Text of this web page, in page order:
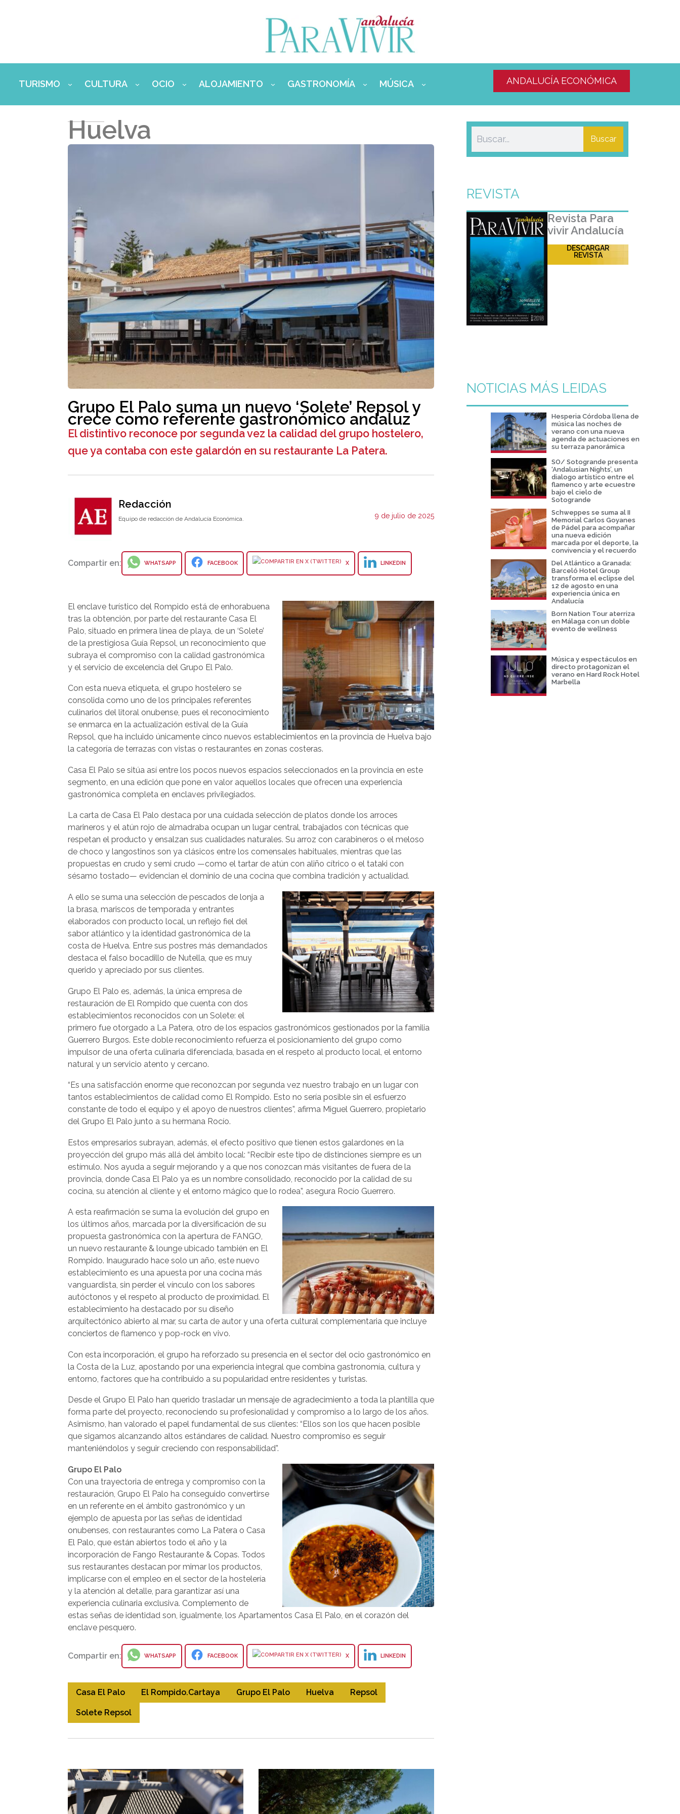
TURISMO CULTURA OCIO ALOJAMIENTO GASTRONOMÍA MÚSICA ANDALUCÍA ECONÓMICA
Huelva
Grupo El Palo suma un nuevo ‘Solete’ Repsol y
crece como referente gastronómico andaluz
El distintivo reconoce por segunda vez la calidad del grupo hostelero,
que ya contaba con este galardón en su restaurante La Patera.
Redacción
Equipo de redacción de Andalucía Económica. 9 de julio de 2025
Compartir en: WHATSAPP FACEBOOK X LINKEDIN
El enclave turístico del Rompido está de enhorabuena
tras la obtención, por parte del restaurante Casa El
Palo, situado en primera línea de playa, de un ‘Solete’
de la prestigiosa Guía Repsol, un reconocimiento que
subraya el compromiso con la calidad gastronómica
y el servicio de excelencia del Grupo El Palo.
Con esta nueva etiqueta, el grupo hostelero se
consolida como uno de los principales referentes
culinarios del litoral onubense, pues el reconocimiento
se enmarca en la actualización estival de la Guía
Repsol, que ha incluido únicamente cinco nuevos establecimientos en la provincia de Huelva bajo
la categoría de terrazas con vistas o restaurantes en zonas costeras.
Casa El Palo se sitúa así entre los pocos nuevos espacios seleccionados en la provincia en este
segmento, en una edición que pone en valor aquellos locales que ofrecen una experiencia
gastronómica completa en enclaves privilegiados.
La carta de Casa El Palo destaca por una cuidada selección de platos donde los arroces
marineros y el atún rojo de almadraba ocupan un lugar central, trabajados con técnicas que
respetan el producto y ensalzan sus cualidades naturales. Su arroz con carabineros o el meloso
de choco y langostinos son ya clásicos entre los comensales habituales, mientras que las
propuestas en crudo y semi crudo —como el tartar de atún con aliño cítrico o el tataki con
sésamo tostado— evidencian el dominio de una cocina que combina tradición y actualidad.
A ello se suma una selección de pescados de lonja a
la brasa, mariscos de temporada y entrantes
elaborados con producto local, un reflejo fiel del
sabor atlántico y la identidad gastronómica de la
costa de Huelva. Entre sus postres más demandados
destaca el falso bocadillo de Nutella, que es muy
querido y apreciado por sus clientes.
Grupo El Palo es, además, la única empresa de
restauración de El Rompido que cuenta con dos
establecimientos reconocidos con un Solete: el
primero fue otorgado a La Patera, otro de los espacios gastronómicos gestionados por la familia
Guerrero Burgos. Este doble reconocimiento refuerza el posicionamiento del grupo como
impulsor de una oferta culinaria diferenciada, basada en el respeto al producto local, el entorno
natural y un servicio atento y cercano.
“Es una satisfacción enorme que reconozcan por segunda vez nuestro trabajo en un lugar con
tantos establecimientos de calidad como El Rompido. Esto no sería posible sin el esfuerzo
constante de todo el equipo y el apoyo de nuestros clientes”, afirma Miguel Guerrero, propietario
del Grupo El Palo junto a su hermana Rocío.
Estos empresarios subrayan, además, el efecto positivo que tienen estos galardones en la
proyección del grupo más allá del ámbito local: “Recibir este tipo de distinciones siempre es un
estímulo. Nos ayuda a seguir mejorando y a que nos conozcan más visitantes de fuera de la
provincia, donde Casa El Palo ya es un nombre consolidado, reconocido por la calidad de su
cocina, su atención al cliente y el entorno mágico que lo rodea”, asegura Rocío Guerrero.
A esta reafirmación se suma la evolución del grupo en
los últimos años, marcada por la diversificación de su
propuesta gastronómica con la apertura de FANGO,
un nuevo restaurante & lounge ubicado también en El
Rompido. Inaugurado hace solo un año, este nuevo
establecimiento es una apuesta por una cocina más
vanguardista, sin perder el vínculo con los sabores
autóctonos y el respeto al producto de proximidad. El
establecimiento ha destacado por su diseño
arquitectónico abierto al mar, su carta de autor y una oferta cultural complementaria que incluye
conciertos de flamenco y pop-rock en vivo.
Con esta incorporación, el grupo ha reforzado su presencia en el sector del ocio gastronómico en
la Costa de la Luz, apostando por una experiencia integral que combina gastronomía, cultura y
entorno, factores que ha contribuido a su popularidad entre residentes y turistas.
Desde el Grupo El Palo han querido trasladar un mensaje de agradecimiento a toda la plantilla que
forma parte del proyecto, reconociendo su profesionalidad y compromiso a lo largo de los años.
Asimismo, han valorado el papel fundamental de sus clientes: “Ellos son los que hacen posible
que sigamos alcanzando altos estándares de calidad. Nuestro compromiso es seguir
manteniéndolos y seguir creciendo con responsabilidad”.
Grupo El Palo
Con una trayectoria de entrega y compromiso con la
restauración, Grupo El Palo ha conseguido convertirse
en un referente en el ámbito gastronómico y un
ejemplo de apuesta por las señas de identidad
onubenses, con restaurantes como La Patera o Casa
El Palo, que están abiertos todo el año y la
incorporación de Fango Restaurante & Copas. Todos
sus restaurantes destacan por mimar los productos,
implicarse con el empleo en el sector de la hostelería
y la atención al detalle, para garantizar así una
experiencia culinaria exclusiva. Complemento de
estas señas de identidad son, igualmente, los Apartamentos Casa El Palo, en el corazón del
enclave pesquero.
Compartir en: WHATSAPP FACEBOOK X LINKEDIN
Casa El Palo El Rompido.Cartaya Grupo El Palo Huelva Repsol
Solete Repsol
Buscar
REVISTA
Revista Para
vivir Andalucía
DESCARGAR
REVISTA
NOTICIAS MÁS LEIDAS
Hesperia Córdoba llena de
música las noches de
verano con una nueva
agenda de actuaciones en
su terraza panorámica
SO/ Sotogrande presenta
‘Andalusian Nights’, un
dialogo artístico entre el
flamenco y arte ecuestre
bajo el cielo de
Sotogrande
Schweppes se suma al II
Memorial Carlos Goyanes
de Pádel para acompañar
una nueva edición
marcada por el deporte, la
convivencia y el recuerdo
Del Atlántico a Granada:
Barceló Hotel Group
transforma el eclipse del
12 de agosto en una
experiencia única en
Andalucía
Born Nation Tour aterriza
en Málaga con un doble
evento de wellness
Música y espectáculos en
directo protagonizan el
verano en Hard Rock Hotel
Marbella